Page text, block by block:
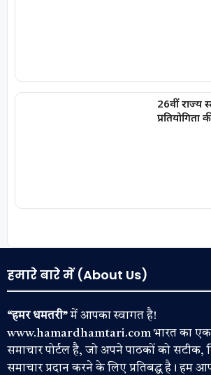
26वीं राज्य
प्रतियोगिता
हमारे बारे में (About Us)
“हमर धमतरी”में आपका स्वागत है!
www.hamardhamtari.com भारत का एक
समाचार पोर्टल है, जो अपने पाठकों को सटीक,
समाचार प्रदान करने के लिए प्रतिबद्ध है। हम